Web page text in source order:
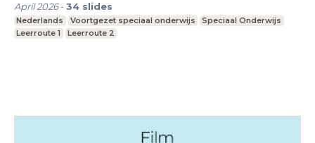
April 2026-34 slides
Nederlands Voortgezet speciaal onderwijs
Speciaal Onderwijs
Leerroute 1
Leerroute 2